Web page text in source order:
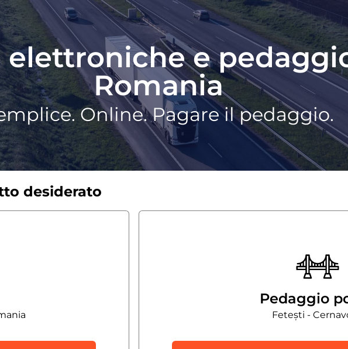
e
Romania
Online. Pagare il pedaggio.
desiderato
Pedaggio
Fetești -